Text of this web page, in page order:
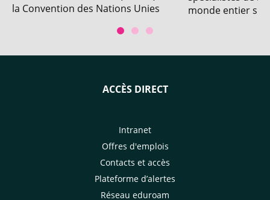
la Convention des Nations Unies
désertification (UNCCD). Avec la
monde entier se
ACCÈS DIRECT
Intranet
Offres d'emplois
Contacts et accès
Plateforme d’alertes
Réseau eduroam